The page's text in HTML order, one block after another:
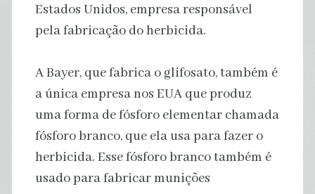
Estados Unidos, empresa responsável
pela fabricação do herbicida.
A Bayer, que fabrica o glifosato, também é
a única empresa nos EUA que produz
uma forma de fósforo elementar chamada
fósforo branco, que ela usa para fazer o
herbicida. Esse fósforo branco também é
usado para fabricar munições